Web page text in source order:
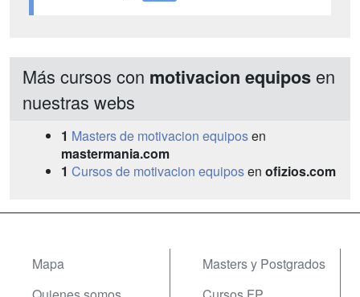
Más cursos con motivacion equipos en
nuestras webs
1 Masters de motivacion equiposen
mastermania.com
1 Cursos de motivacion equiposen ofizios.com
Mapa
Masters y Postgrados